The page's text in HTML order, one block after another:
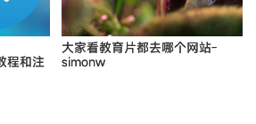
程和注
大家看教育片都去哪个网站-
simonw